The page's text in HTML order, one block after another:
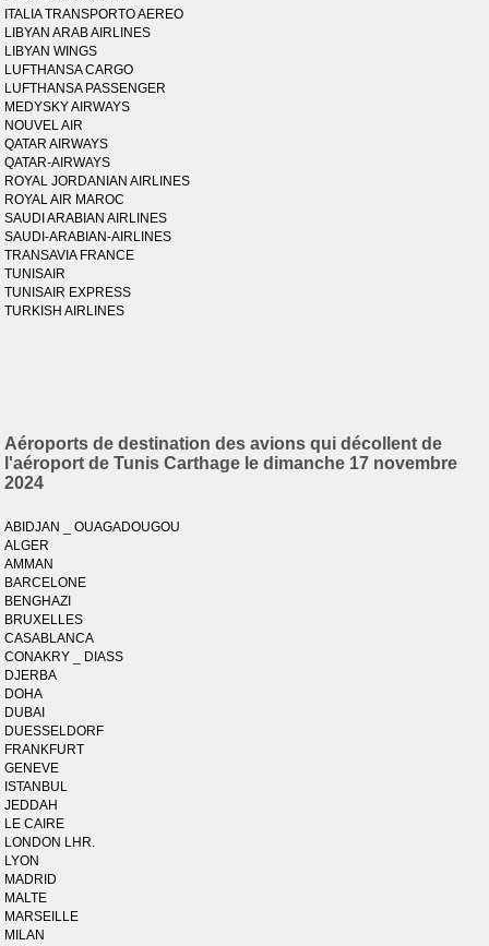
ITALIA TRANSPORTO AEREO
LIBYAN ARAB AIRLINES
LIBYAN WINGS
LUFTHANSA CARGO
LUFTHANSA PASSENGER
MEDYSKY AIRWAYS
NOUVEL AIR
QATAR AIRWAYS
QATAR-AIRWAYS
ROYAL JORDANIAN AIRLINES
ROYAL AIR MAROC
SAUDI ARABIAN AIRLINES
SAUDI-ARABIAN-AIRLINES
TRANSAVIA FRANCE
TUNISAIR
TUNISAIR EXPRESS
TURKISH AIRLINES
Aéroports de destination des avions qui décollent de
l'aéroport de Tunis Carthage le dimanche 17 novembre
2024
ABIDJAN _ OUAGADOUGOU
ALGER
AMMAN
BARCELONE
BENGHAZI
BRUXELLES
CASABLANCA
CONAKRY _ DIASS
DJERBA
DOHA
DUBAI
DUESSELDORF
FRANKFURT
GENEVE
ISTANBUL
JEDDAH
LE CAIRE
LONDON LHR.
LYON
MADRID
MALTE
MARSEILLE
MILAN